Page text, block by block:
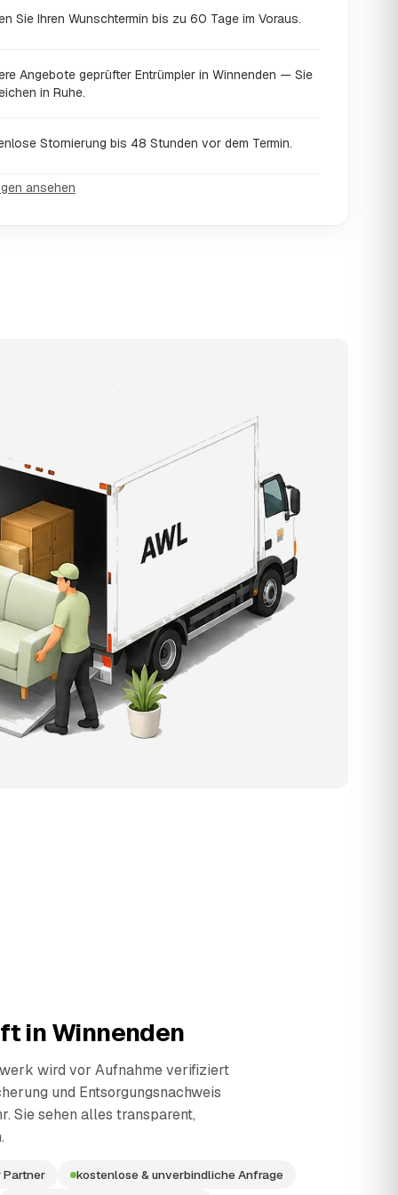
Sie Ihren Wunschtermin bis zu 60 Tage im Voraus.
Angebote geprüfter Entrümpler in Winnenden — Sie
in Ruhe.
Stornierung bis 48 Stunden vor dem Termin.
ansehen
inWinnenden
wird vor Aufnahme verifiziert
und Entsorgungsnachweis
Sie sehen alles transparent,
Partner kostenlose & unverbindliche Anfrage